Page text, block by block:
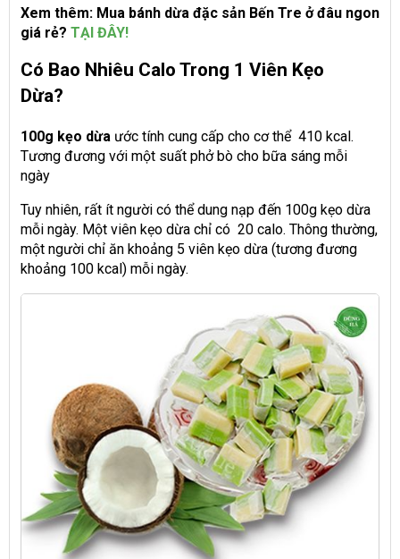
Xem thêm: Mua bánh dừa đặc sản Bến Tre ở đâu ngon
giá rẻ? TẠI ĐÂY!
Có Bao Nhiêu Calo Trong 1 Viên Kẹo
Dừa?
100g kẹo dừa ước tính cung cấp cho cơ thể 410 kcal.
Tương đương với một suất phở bò cho bữa sáng mỗi
ngày
Tuy nhiên, rất ít người có thể dung nạp đến 100g kẹo dừa
mỗi ngày. Một viên kẹo dừa chỉ có 20 calo. Thông thường,
một người chỉ ăn khoảng 5 viên kẹo dừa (tương đương
khoảng 100 kcal) mỗi ngày.